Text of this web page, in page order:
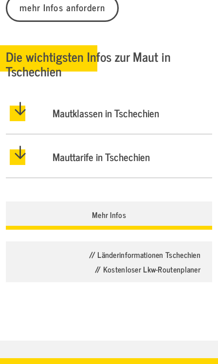
mehr Infos anfordern
Die wichtigsten Infos zur Maut in
Tschechien
Mautklassen in Tschechien
Mauttarife in Tschechien
Mehr Infos
// Länderinformationen Tschechien
// Kostenloser Lkw-Routenplaner